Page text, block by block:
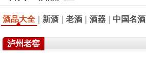
酒品大全 新酒 老酒 酒器 中国名酒
泸州老窖